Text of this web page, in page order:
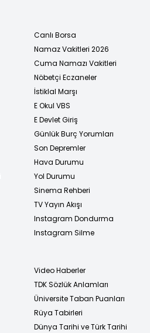
Canlı Borsa
Namaz Vakitleri 2026
Cuma Namazı Vakitleri
Nöbetçi Eczaneler
İstiklal Marşı
E Okul VBS
E Devlet Giriş
Günlük Burç Yorumları
Son Depremler
Hava Durumu
Yol Durumu
Sinema Rehberi
TV Yayın Akışı
Instagram Dondurma
Instagram Silme
Video Haberler
TDK Sözlük Anlamları
Üniversite Taban Puanları
Rüya Tabirleri
Dünya Tarihi ve Türk Tarihi